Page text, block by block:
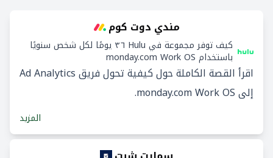
مندي دوت كوم
كيف توفر مجموعة في Hulu ٣٦ يومًا لكل شخص سنويًا
باستخدام monday.com Work OS
اقرأ القصة الكاملة حول كيفية تحول فريق Ad Analytics
إلى monday.com Work OS.
المزيد